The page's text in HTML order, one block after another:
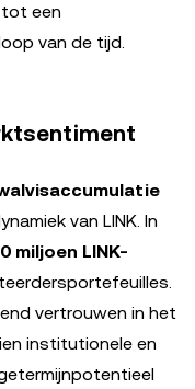
tot een
van de tijd.
van LINK. In
miljoen LINK-
vertrouwen in het
institutionele en